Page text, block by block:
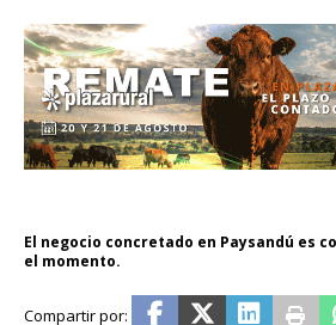
El negocio concretado en Paysandú es
el momento.